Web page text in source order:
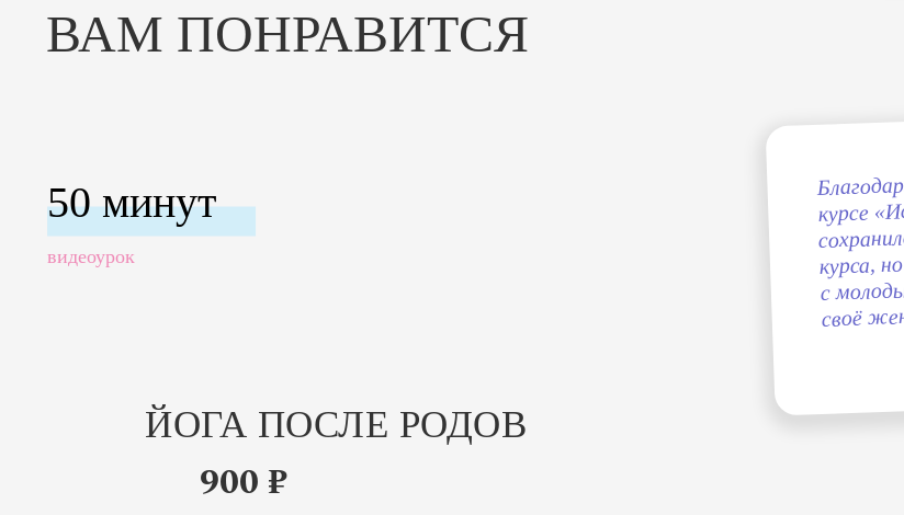
ВАМ ПОНРАВИТСЯ
50 минут
видеоурок
ЙОГА ПОСЛЕ РОДОВ
900 ₽
курсе
курса,
с
своё